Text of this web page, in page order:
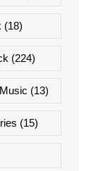
(18)
(224)
(13)
(15)